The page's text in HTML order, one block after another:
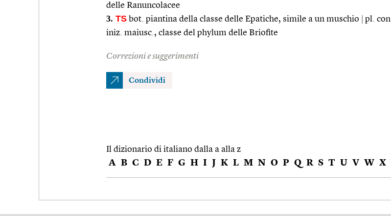
delle Ranuncolacee
3. TS bot. piantina della classe delle Epatiche, simile a un muschio
pl. con
iniz. maiusc., classe del phylum delle Briofite
Correzioni e suggerimenti
Condividi
Il dizionario di italiano dalla a alla z
A B C D E F G H I J K L M N O P Q R S T U V W X